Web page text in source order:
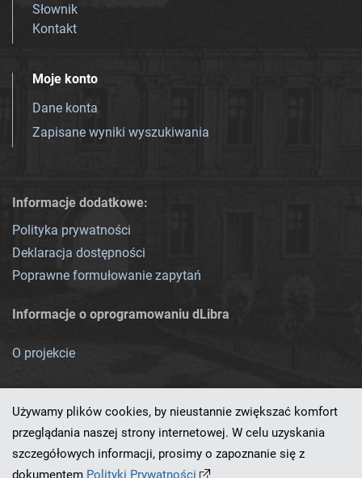
Słownik
Kontakt
Moje konto
Dane konta
Zapisane wyniki wyszukiwania
Informacje dodatkowe:
Polityka prywatności
Deklaracja dostępności
Poprawne formułowanie zapytań
Informacje o oprogramowaniu dLibra
O projekcie
Ten serwis działa dzięki oprogramowaniu
Używamy plików cookies, by nieustannie zwiększać komfort
przeglądania naszej strony internetowej. W celu uzyskania
szczegółowych informacji, prosimy o zapoznanie się z
dokumentem Polityki Prywatności